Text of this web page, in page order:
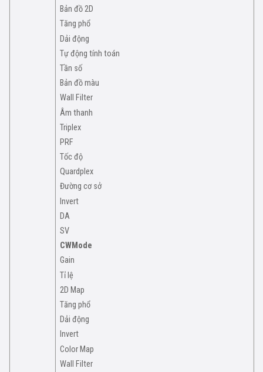
Bản đồ 2D
Tăng phổ
Dải động
Tự động tính toán
Tần số
Bản đồ màu
Wall Filter
Âm thanh
Triplex
PRF
Tốc độ
Quardplex
Đường cơ sở
Invert
DA
SV
CWMode
Gain
Tỉ lệ
2D Map
Tăng phổ
Dải động
Invert
Color Map
Wall Filter